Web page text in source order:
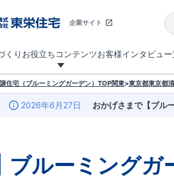
企業サイト
くり お役立ちコンテンツお客様インタビュー
住宅（ブルーミングガーデン）TOP関東>東京都東京都
2026年6月27日 おかげさまで【ブル
ブルーミングガ